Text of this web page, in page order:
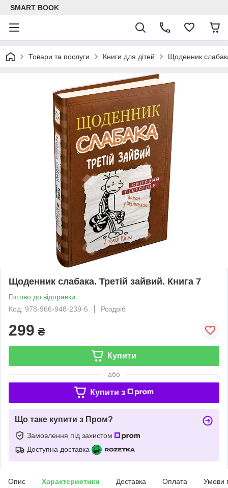
SMART BOOK
Товари та послуги Книги для дітей Щоденник
Щоденник слабака. Третій зайвий. Книга 7
Готово до відправки
Код: 978-966-948-239-6
Роздріб
299 ₴
Купити
або
Купити з
Що таке купити з Пром?
Замовлення під захистом
Доступна доставка
Опис Характеристики Доставка Оплата Умови